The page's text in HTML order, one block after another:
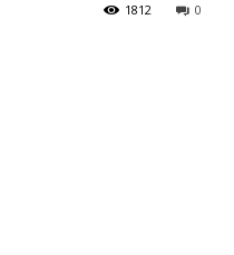
0
1812